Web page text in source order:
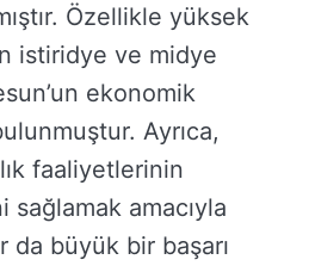
Özellikle yüksek
istiridye ve midye
ekonomik
Ayrıca,
faaliyetlerinin
amacıyla
da büyük bir başarı